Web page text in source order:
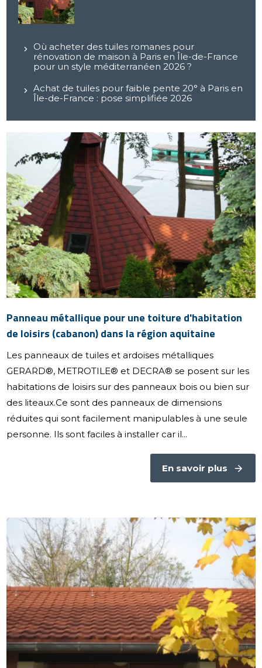
Où acheter des tuiles romanes pour
rénovation de maison à Paris en Île-de-France
pour un style méditerranéen 2026 ?
Achat de tuiles pour faible pente 20° à Paris en
Île-de-France : pose simplifiée 2026
Panneau métallique pour une toiture d'habitation
de loisirs (cabanon) dans la région aquitaine
Les panneaux de tuiles et ardoises métalliques
GERARD®, METROTILE® et DECRA® se posent sur les
habitations de loisirs sur des panneaux bois ou bien sur
des liteaux.Ce sont des panneaux de dimensions
réduites qui sont facilement manipulables à une seule
personne. Ils sont faciles à installer car il...
En savoir plus